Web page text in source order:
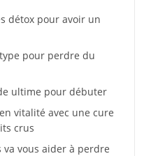
détox pour avoir un
pour perdre du
ultime pour débuter
vitalité avec une cure
crus
vous aider à perdre